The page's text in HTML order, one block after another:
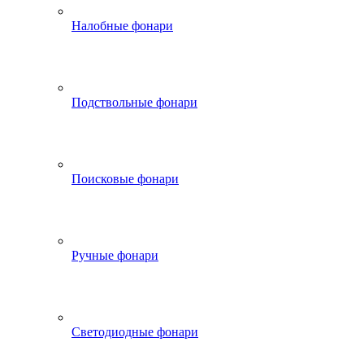
Налобные фонари
Подствольные фонари
Поисковые фонари
Ручные фонари
Светодиодные фонари